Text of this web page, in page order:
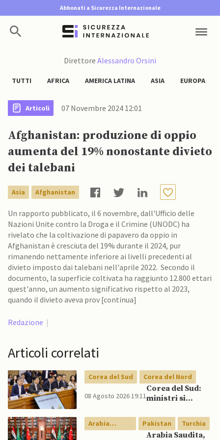
Abbonati a Sicurezza Internazionale
Direttore Alessandro Orsini
TUTTI AFRICA AMERICA LATINA ASIA EUROPA
Articoli 07 Novembre 2024 12:01
Afghanistan: produzione di oppio
aumenta del 19% nonostante divieto
dei talebani
Asia Afghanistan
Un rapporto pubblicato, il 6 novembre, dall'Ufficio delle
Nazioni Unite contro la Droga e il Crimine (UNODC) ha
rivelato che la coltivazione di papavero da oppio in
Afghanistan è cresciuta del 19% durante il 2024, pur
rimanendo nettamente inferiore ai livelli precedenti al
divieto imposto dai talebani nell'aprile 2022. Secondo il
documento, la superficie coltivata ha raggiunto 12.800 ettari
quest'anno, un aumento significativo rispetto al 2023,
quando il divieto aveva prov [continua]
Redazione |
Articoli correlati
Corea del Sud Corea del Nord
08 Agosto 2026 19:11
Corea del Sud:
ministri si
pubblicamente
su politica con il
Nord, mentre
Arabia
Saudita
Pakistan Turchia
Arabia Saudita,